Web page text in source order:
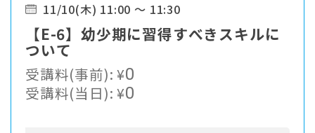
11/10(木) 11:00 ～ 11:30
【E-6】幼少期に習得すべきスキルに
ついて
受講料(事前):¥0
受講料(当日):¥0